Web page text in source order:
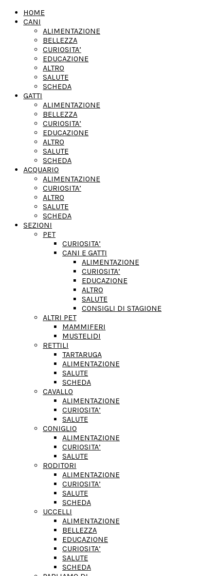
HOME
CANI
ALIMENTAZIONE
BELLEZZA
CURIOSITA’
EDUCAZIONE
ALTRO
SALUTE
SCHEDA
GATTI
ALIMENTAZIONE
BELLEZZA
CURIOSITA’
EDUCAZIONE
ALTRO
SALUTE
SCHEDA
ACQUARIO
ALIMENTAZIONE
CURIOSITA’
ALTRO
SALUTE
SCHEDA
SEZIONI
PET
CURIOSITA’
CANI E GATTI
ALIMENTAZIONE
CURIOSITA’
EDUCAZIONE
ALTRO
SALUTE
CONSIGLI DI STAGIONE
ALTRI PET
MAMMIFERI
MUSTELIDI
RETTILI
TARTARUGA
ALIMENTAZIONE
SALUTE
SCHEDA
CAVALLO
ALIMENTAZIONE
CURIOSITA’
SALUTE
CONIGLIO
ALIMENTAZIONE
CURIOSITA’
SALUTE
RODITORI
ALIMENTAZIONE
CURIOSITA’
SALUTE
SCHEDA
UCCELLI
ALIMENTAZIONE
BELLEZZA
EDUCAZIONE
CURIOSITA’
SALUTE
SCHEDA